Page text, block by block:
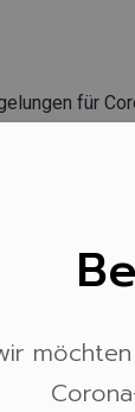
Service zu
für